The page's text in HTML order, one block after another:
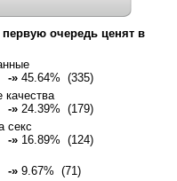
очередь ценят в
-» 45.64% (335)
качества
-» 24.39% (179)
секс
-» 16.89% (124)
-» 9.67% (71)